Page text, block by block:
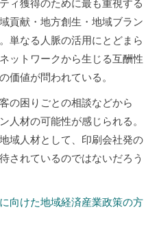
ィ獲得のために最も重視する
貢献・地方創生・地域ブラン
単なる人脈の活用にとどまら
ットワークから生じる互酬性
価値が問われている。
の困りごとの相談などから
人材の可能性が感じられる。
域人材として、印刷会社発の
されているのではないだろう
向けた地域経済産業政策の方